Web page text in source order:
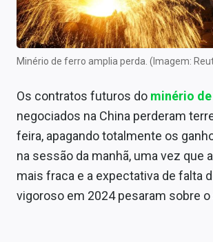
Central de Dividendos
Central de Fundos Imobiliários
Renda Fixa
Finanças Pessoais
Mercados
Economia
Minério de ferro amplia perda. (Imagem:
Os contratos futuros do minério
negociados na China perderam
feira, apagando totalmente os
na sessão da manhã, uma vez que
mais fraca e a expectativa de falta
vigoroso em 2024 pesaram sobre